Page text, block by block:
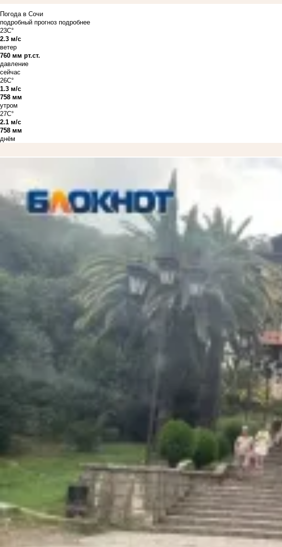
Погода в Сочи
подробный прогноз подробнее
23C°
2.3 м/с
ветер
760 мм рт.ст.
давление
сейчас
26C°
1.3 м/с
758 мм
утром
27C°
2.1 м/с
758 мм
днём